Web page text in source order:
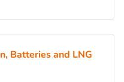
Batteries and LNG